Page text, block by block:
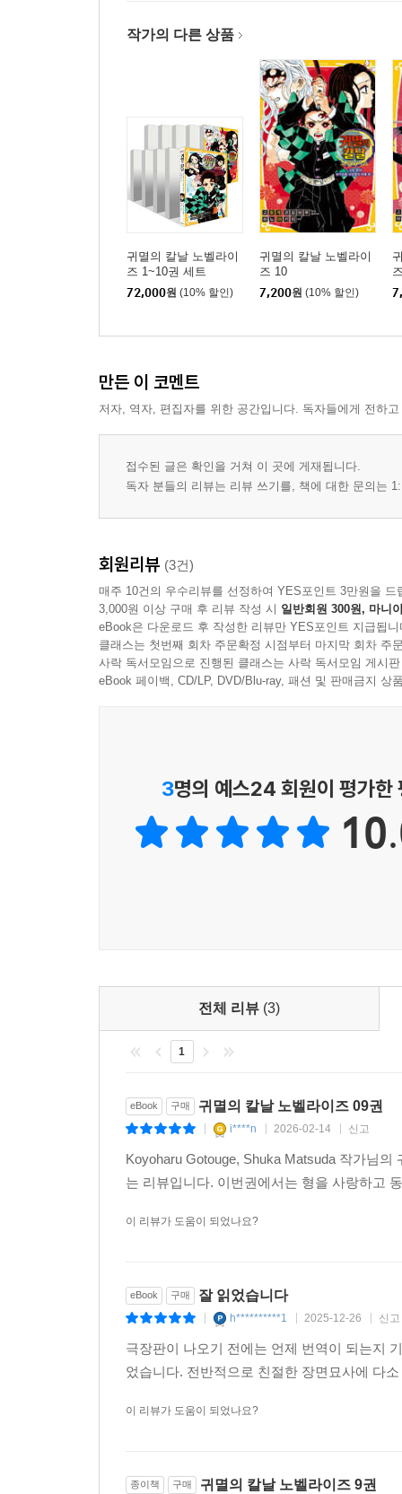
작가의 다른 상품
귀멸의 칼날 노벨라이
즈 1~10권 세트
72,000원 (10% 할인)
귀멸의 칼날 노벨라이
즈 10
7,200원 (10% 할인)
만든 이 코멘트
저자, 역자, 편집자를 위한 공간입니다. 독자들에게 전하
접수된 글은 확인을 거쳐 이 곳에 게재됩니다.
독자 분들의 리뷰는 리뷰 쓰기를, 책에 대한 문의는
회원리뷰 (3건)
매주 10건의 우수리뷰를 선정하여 YES포인트 3만원을 드
3,000원 이상 구매 후 리뷰 작성 시 일반회원 300원, 마니
eBook은 다운로드 후 작성한 리뷰만 YES포인트 지급됩니
클래스는 첫번째 회차 주문확정 시점부터 마지막 회차 주
사락 독서모임으로 진행된 클래스는 사락 독서모임 게시
eBook 페이백, CD/LP, DVD/Blu-ray, 패션 및 판매금지 상
3명의 예스24 회원이 평가한
전체 리뷰 (3)
1
eBook 구매 귀멸의 칼날 노벨라이즈 09권
i****n 2026-02-14 신고
Koyoharu Gotouge, Shuka Matsuda 작가님
는 리뷰입니다. 이번권에서는 형을 사랑하고
이 리뷰가 도움이 되었나요?
eBook 구매 잘 읽었습니다
h**********1 2025-12-26 신고
극장판이 나오기 전에는 언제 번역이 되는지
었습니다. 전반적으로 친절한 장면묘사에 다
이 리뷰가 도움이 되었나요?
종이책 구매 귀멸의 칼날 노벨라이즈 9권